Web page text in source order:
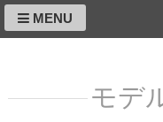
MENU
モデ